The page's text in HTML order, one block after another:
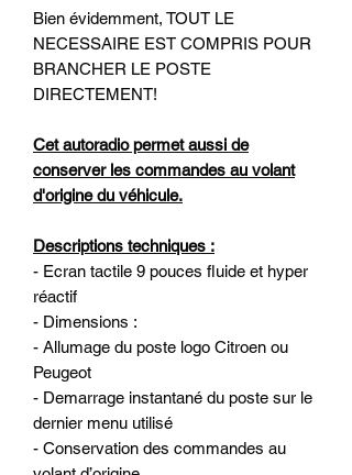
Bien évidemment, TOUT LE
NECESSAIRE EST COMPRIS POUR
BRANCHER LE POSTE
DIRECTEMENT!
Cet autoradio permet aussi de
conserver les commandes au volant
d'origine du véhicule.
Descriptions techniques :
- Ecran tactile 9 pouces fluide et hyper
réactif
- Dimensions :
- Allumage du poste logo Citroen ou
Peugeot
- Demarrage instantané du poste sur le
dernier menu utilisé
- Conservation des commandes au